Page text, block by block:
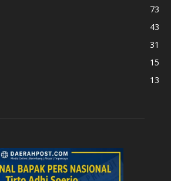
73
43
31
15
13